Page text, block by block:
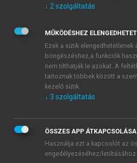
Kérek értesítést az Akadémiai Kiadó
Adatkezelési tájékoztatóban
veszem és elfogadom.
Általános vásárlási feltételeket,
mersz.huoldalak
tudomásul veszem és elfogadom.
KIPRÓBÁLOM
↓ 2 szolgáltatás
MŰKÖDÉSHEZ
Ezek a sütik
böngészéshez,a funkciók
nem tilthatják le azokat. A
tartoznak többek között a
kezelő sütik.
↓ 3 szolgáltatás
ÖSSZES APP ÁTKAPCSOLÁSA
Használja ezt a kapcsolót az
engedélyezéséhez/letiltásához.